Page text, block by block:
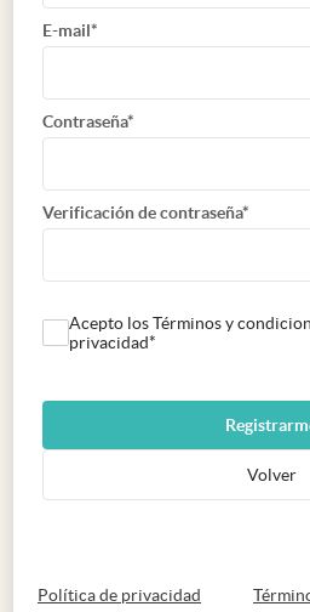
E-mail*
Contraseña*
Verificación de contraseña*
Acepto los Términos y
privacidad*
Volver
Política de privacidad abre en